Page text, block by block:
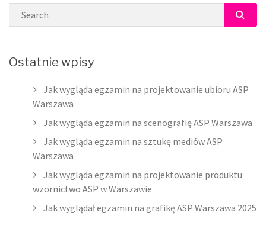
Search
Ostatnie wpisy
Jak wygląda egzamin na projektowanie ubioru ASP
Warszawa
Jak wygląda egzamin na scenografię ASP Warszawa
Jak wygląda egzamin na sztukę mediów ASP
Warszawa
Jak wygląda egzamin na projektowanie produktu
wzornictwo ASP w Warszawie
Jak wyglądał egzamin na grafikę ASP Warszawa 2025